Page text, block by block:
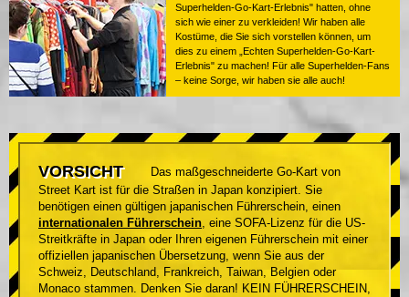
Superhelden-Go-Kart-Erlebnis" hatten, ohne
sich wie einer zu verkleiden! Wir haben alle
Kostüme, die Sie sich vorstellen können, um
dies zu einem „Echten Superhelden-Go-Kart-
Erlebnis" zu machen! Für alle Superhelden-Fans
– keine Sorge, wir haben sie alle auch!
VORSICHT
Das maßgeschneiderte Go-Kart von
Street Kart ist für die Straßen in Japan konzipiert. Sie
benötigen einen gültigen japanischen Führerschein, einen
internationalen Führerschein, eine SOFA-Lizenz für die US-
Streitkräfte in Japan oder Ihren eigenen Führerschein mit einer
offiziellen japanischen Übersetzung, wenn Sie aus der
Schweiz, Deutschland, Frankreich, Taiwan, Belgien oder
Monaco stammen. Denken Sie daran! KEIN FÜHRERSCHEIN,